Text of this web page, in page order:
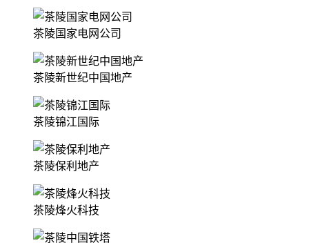
茶陵国家电网公司
茶陵新世纪中国地产
茶陵锦江国际
茶陵保利地产
茶陵烽火科技